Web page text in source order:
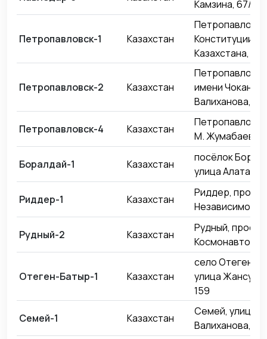
Камзина, 67/1
Петропавловск-1 Казахстан
Конституции
Казахстана, 22
Петропавловск-2 Казахстан
имени Чокана
Валиханова, 40
Петропавловск-4 Казахстан
М. Жумабаева,
Боралдай-1 Казахстан
посёлок
улица Алатау, 2
Риддер-1 Казахстан
Риддер,
Рудный-2 Казахстан
Рудный,
Космонавтов,
Отеген-Батыр-1 Казахстан
село Отеген
улица
159
Семей-1 Казахстан
Семей, улица
Валиханова,